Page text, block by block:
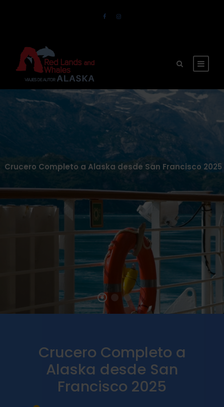
Crucero Completo a Alaska desde San Francisco 2025
Crucero Completo a
Alaska desde San
Francisco 2025